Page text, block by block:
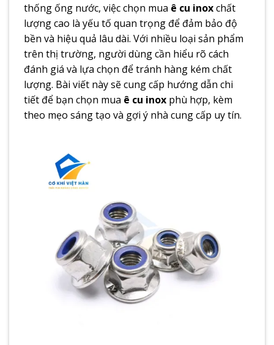
thống ống nước, việc chọn mua ê cu inoxchất
lượng cao là yếu tố quan trọng để đảm bảo độ
bền và hiệu quả lâu dài. Với nhiều loại sản phẩm
trên thị trường, người dùng cần hiểu rõ cách
đánh giá và lựa chọn để tránh hàng kém chất
lượng. Bài viết này sẽ cung cấp hướng dẫn chi
tiết để bạn chọn mua ê cu inox phù hợp, kèm
theo mẹo sáng tạo và gợi ý nhà cung cấp uy tín.